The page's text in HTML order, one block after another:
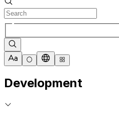
Development